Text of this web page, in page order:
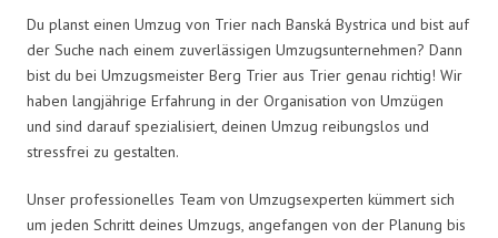
Du planst einen Umzug von Trier nach Banská Bystrica und bist auf
der Suche nach einem zuverlässigen Umzugsunternehmen? Dann
bist du bei Umzugsmeister Berg Trier aus Trier genau richtig! Wir
haben langjährige Erfahrung in der Organisation von Umzügen
und sind darauf spezialisiert, deinen Umzug reibungslos und
stressfrei zu gestalten.
Unser professionelles Team von Umzugsexperten kümmert sich
um jeden Schritt deines Umzugs, angefangen von der Planung bis